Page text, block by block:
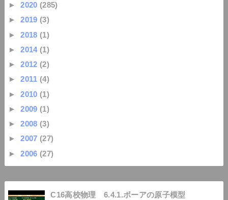
►2020 (285)
►2019 (3)
►2018 (1)
►2014 (1)
►2012 (2)
►2011 (4)
►2010 (1)
►2009 (1)
►2008 (3)
►2007 (27)
►2006 (27)
C16高校物理 6.4.1.ボーアの原子模型